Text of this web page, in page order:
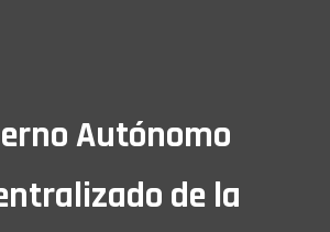
Autónomo
de la